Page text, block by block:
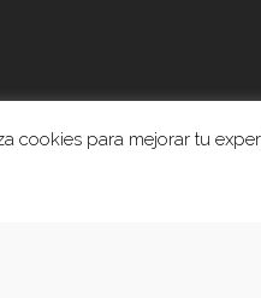
cookies para mejorar tu